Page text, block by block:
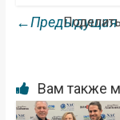
←Предыдущая
Вам также